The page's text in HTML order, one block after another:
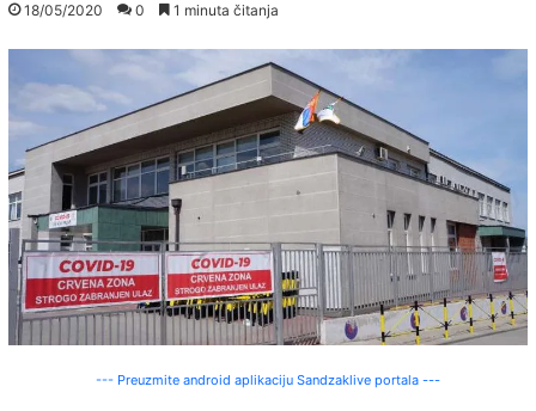
18/05/2020 0 1 minuta čitanja
--- Preuzmite android aplikaciju Sandzaklive portala ---